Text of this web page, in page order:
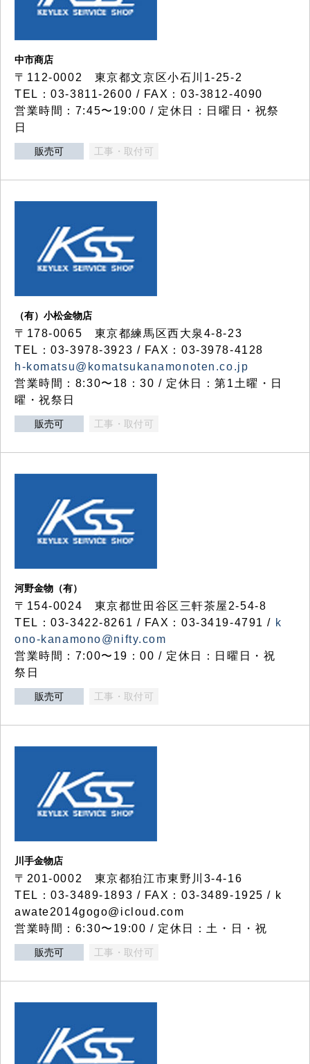
中市商店
〒112-0002 東京都文京区小石川1-25-2
TEL：03-3811-2600 / FAX：03-3812-4090
営業時間：7:45〜19:00 / 定休日：日曜日・祝祭
日
販売可 工事・取付可
（有）小松金物店
〒178-0065 東京都練馬区西大泉4-8-23
TEL：03-3978-3923 / FAX：03-3978-4128
h-komatsu@komatsukanamonoten.co.jp
営業時間：8:30〜18：30 / 定休日：第1土曜・日
曜・祝祭日
販売可 工事・取付可
河野金物（有）
〒154-0024 東京都世田谷区三軒茶屋2-54-8
TEL：03-3422-8261 / FAX：03-3419-4791 / k
ono-kanamono@nifty.com
営業時間：7:00〜19：00 / 定休日：日曜日・祝
祭日
販売可 工事・取付可
川手金物店
〒201-0002 東京都狛江市東野川3-4-16
TEL：03-3489-1893 / FAX：03-3489-1925 / k
awate2014gogo@icloud.com
営業時間：6:30〜19:00 / 定休日：土・日・祝
販売可 工事・取付可